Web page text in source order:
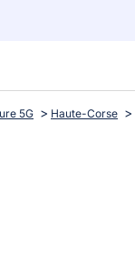
5G Haute-Corse